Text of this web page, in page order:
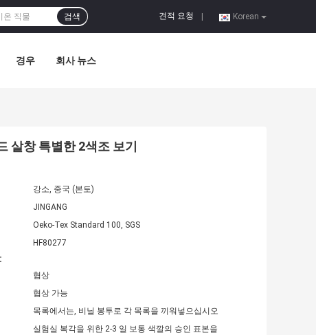
Korean
견적 요청
검색
경우 회사 뉴스
살창 특별한 2색조 보기
강소, 중국 (본토)
JINGANG
Oeko-Tex Standard 100, SGS
HF80277
협상
협상 가능
목록에서는, 비닐 봉투로 각 목록을 끼워넣으십시오
실험실 복각을 위한 2-3 일 보통 색깔의 승인 표본을